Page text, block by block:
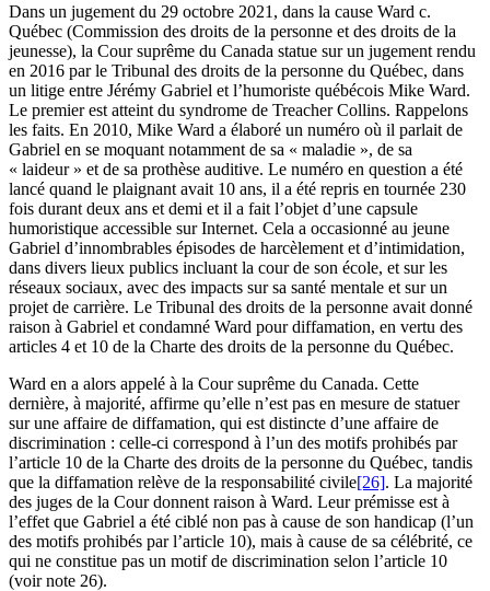
Dans un jugement du 29 octobre 2021, dans la cause Ward c.
Québec (Commission des droits de la personne et des droits de la
jeunesse), la Cour suprême du Canada statue sur un jugement rendu
en 2016 par le Tribunal des droits de la personne du Québec, dans
un litige entre Jérémy Gabriel et l’humoriste québécois Mike Ward.
Le premier est atteint du syndrome de Treacher Collins. Rappelons
les faits. En 2010, Mike Ward a élaboré un numéro où il parlait de
Gabriel en se moquant notamment de sa « maladie », de sa
« laideur » et de sa prothèse auditive. Le numéro en question a été
lancé quand le plaignant avait 10 ans, il a été repris en tournée 230
fois durant deux ans et demi et il a fait l’objet d’une capsule
humoristique accessible sur Internet. Cela a occasionné au jeune
Gabriel d’innombrables épisodes de harcèlement et d’intimidation,
dans divers lieux publics incluant la cour de son école, et sur les
réseaux sociaux, avec des impacts sur sa santé mentale et sur un
projet de carrière. Le Tribunal des droits de la personne avait donné
raison à Gabriel et condamné Ward pour diffamation, en vertu des
articles 4 et 10 de la Charte des droits de la personne du Québec.
Ward en a alors appelé à la Cour suprême du Canada. Cette
dernière, à majorité, affirme qu’elle n’est pas en mesure de statuer
sur une affaire de diffamation, qui est distincte d’une affaire de
discrimination : celle-ci correspond à l’un des motifs prohibés par
l’article 10 de la Charte des droits de la personne du Québec, tandis
que la diffamation relève de la responsabilité civile[26]. La majorité
des juges de la Cour donnent raison à Ward. Leur prémisse est à
l’effet que Gabriel a été ciblé non pas à cause de son handicap (l’un
des motifs prohibés par l’article 10), mais à cause de sa célébrité, ce
qui ne constitue pas un motif de discrimination selon l’article 10
(voir note 26).